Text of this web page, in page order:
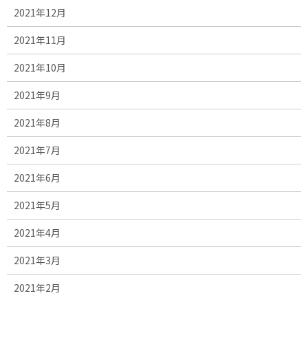
2021年12月
2021年11月
2021年10月
2021年9月
2021年8月
2021年7月
2021年6月
2021年5月
2021年4月
2021年3月
2021年2月